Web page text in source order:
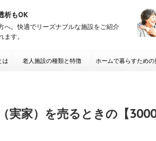
析もOK
へ。快適でリーズナブルな施設をご紹介
す。
は 老人施設の種類と特徴 ホームで暮らすための
実家）を売るときの【